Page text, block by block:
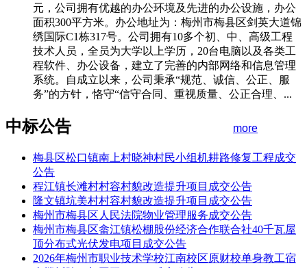
元，公司拥有优越的办公环境及先进的办公设施，办公
面积300平方米。办公地址为：梅州市梅县区剑英大道锦
绣国际C1栋317号。公司拥有10多个初、中、高级工程
技术人员，全员为大学以上学历，20台电脑以及各类工
程软件、办公设备，建立了完善的内部网络和信息管理
系统。自成立以来，公司秉承“规范、诚信、公正、服
务”的方针，恪守“信守合同、重视质量、公正合理、...
中标公告 more
梅县区松口镇南上村晓神村民小组机耕路修复工程成交
公告
程江镇长滩村村容村貌改造提升项目成交公告
隆文镇坑美村村容村貌改造提升项目成交公告
梅州市梅县区人民法院物业管理服务成交公告
梅州市梅县区畲江镇松棚股份经济合作联合社40千瓦屋
顶分布式光伏发电项目成交公告
2026年梅州市职业技术学校江南校区原财校单身教工宿